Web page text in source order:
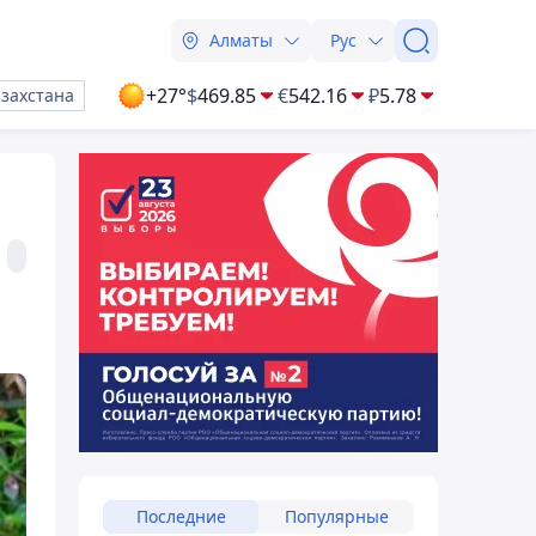
Алматы Рус
+27°$469.85 €542.16 ₽5.78
Последние Популярные